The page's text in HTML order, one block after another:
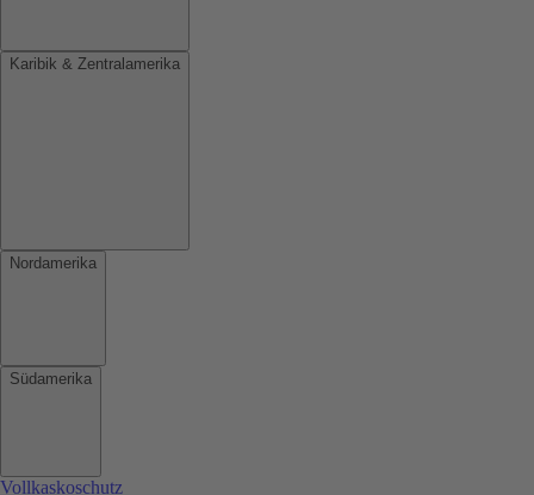
Karibik & Zentralamerika
Nordamerika
Südamerika
Vollkaskoschutz